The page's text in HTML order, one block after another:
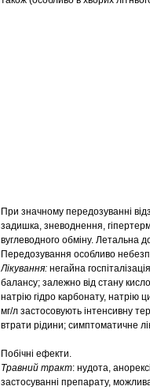
При значному передозуванні
задишка, зневоднення,
вуглеводного обміну. Летальна
Передозування особливо
Лікування: негайна
балансу; залежно від стану
натрію гідро карбонату, натрію
мг/л застосовують інтенсивну
втрати рідини; симптоматичне
Побічні ефекти.
Травний тракт: нудота,
застосуванні препарату,